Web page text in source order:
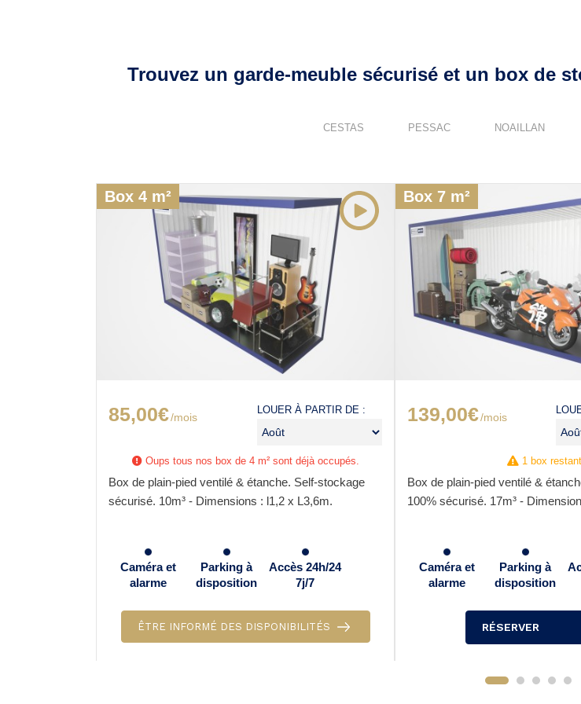
Trouvez un garde-meuble sécurisé et un box de
CESTAS PESSAC NOAILLAN
Box 4 m²
85,00€/mois
LOUER À PARTIR DE :
Oups tous nos box de 4 m² sont déjà occupés.
Box de plain-pied ventilé & étanche. Self-stockage
sécurisé. 10m³ - Dimensions : l1,2 x L3,6m.
Caméra et
alarme
Parking à
disposition
Accès 24h/24
7j/7
ÊTRE INFORMÉ DES DISPONIBILITÉS
Box 7 m²
139,00€/mois
1 box restant
Box de plain-pied ventilé &
100% sécurisé. 17m³ -
Caméra et
alarme
Parking à
disposition
RÉSERVER